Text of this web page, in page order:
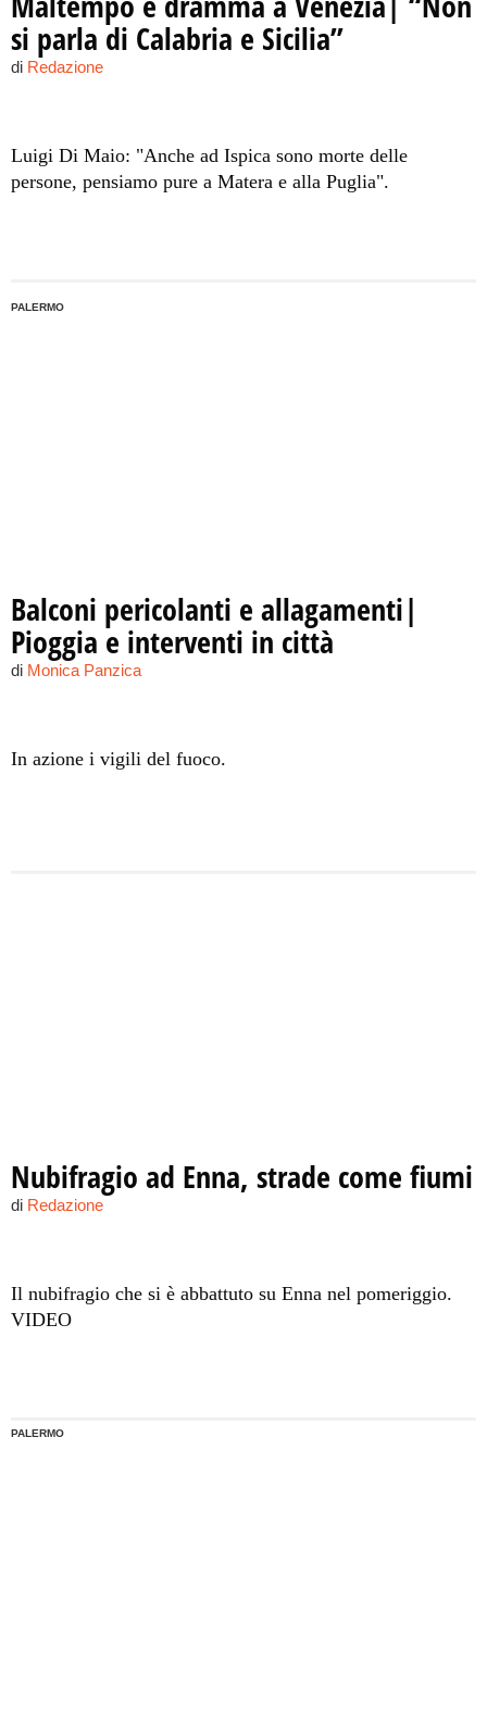
si parla di Calabria e Sicilia”
di Redazione
Luigi Di Maio: "Anche ad Ispica sono morte delle
persone, pensiamo pure a Matera e alla Puglia".
PALERMO
Balconi pericolanti e allagamenti|
Pioggia e interventi in città
di Monica Panzica
In azione i vigili del fuoco.
Nubifragio ad Enna, strade come fiumi
di Redazione
Il nubifragio che si è abbattuto su Enna nel pomeriggio.
VIDEO
PALERMO